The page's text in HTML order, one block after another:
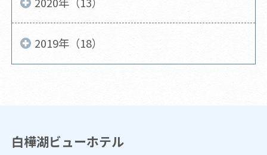
2019年（18）
白樺湖ビューホテル